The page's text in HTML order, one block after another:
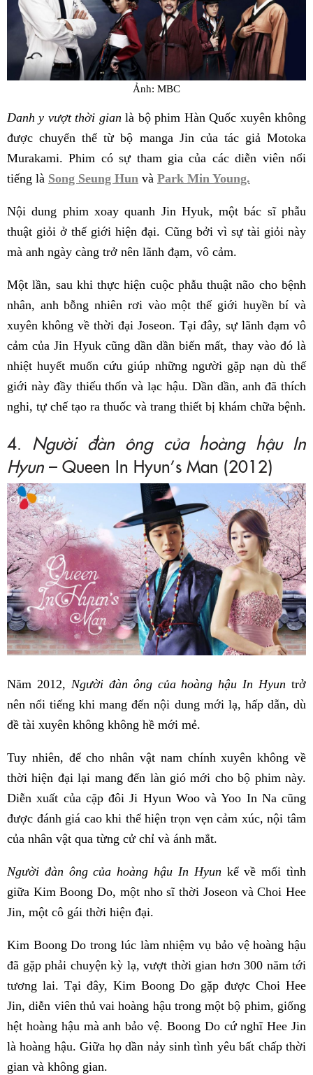
Ảnh: MBC
Danh y vượt thời gian là bộ phim Hàn Quốc xuyên không
được chuyển thể từ bộ manga Jin của tác giả Motoka
Murakami. Phim có sự tham gia của các diễn viên nổi
tiếng là Song Seung Hun và Park Min Young.
Nội dung phim xoay quanh Jin Hyuk, một bác sĩ phẫu
thuật giỏi ở thế giới hiện đại. Cũng bởi vì sự tài giỏi này
mà anh ngày càng trở nên lãnh đạm, vô cảm.
Một lần, sau khi thực hiện cuộc phẫu thuật não cho bệnh
nhân, anh bỗng nhiên rơi vào một thế giới huyền bí và
xuyên không về thời đại Joseon. Tại đây, sự lãnh đạm vô
cảm của Jin Hyuk cũng dần dần biến mất, thay vào đó là
nhiệt huyết muốn cứu giúp những người gặp nạn dù thế
giới này đầy thiếu thốn và lạc hậu. Dần dần, anh đã thích
nghi, tự chế tạo ra thuốc và trang thiết bị khám chữa bệnh.
4. Người đàn ông của hoàng hậu In
Hyun – Queen In Hyun’s Man (2012)
Năm 2012, Người đàn ông của hoàng hậu In Hyun trở
nên nổi tiếng khi mang đến nội dung mới lạ, hấp dẫn, dù
đề tài xuyên không không hề mới mẻ.
Tuy nhiên, để cho nhân vật nam chính xuyên không về
thời hiện đại lại mang đến làn gió mới cho bộ phim này.
Diễn xuất của cặp đôi Ji Hyun Woo và Yoo In Na cũng
được đánh giá cao khi thể hiện trọn vẹn cảm xúc, nội tâm
của nhân vật qua từng cử chỉ và ánh mắt.
Người đàn ông của hoàng hậu In Hyun kể về mối tình
giữa Kim Boong Do, một nho sĩ thời Joseon và Choi Hee
Jin, một cô gái thời hiện đại.
Kim Boong Do trong lúc làm nhiệm vụ bảo vệ hoàng hậu
đã gặp phải chuyện kỳ lạ, vượt thời gian hơn 300 năm tới
tương lai. Tại đây, Kim Boong Do gặp được Choi Hee
Jin, diễn viên thủ vai hoàng hậu trong một bộ phim, giống
hệt hoàng hậu mà anh bảo vệ. Boong Do cứ nghĩ Hee Jin
là hoàng hậu. Giữa họ dần nảy sinh tình yêu bất chấp thời
gian và không gian.